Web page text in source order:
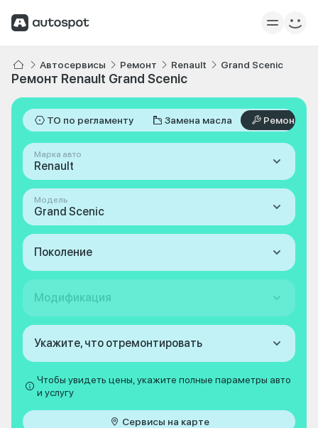
Автосервисы Ремонт Renault Grand Scenic
Ремонт Renault Grand Scenic
ТО по регламенту Замена масла Ремонт
Марка авто
Renault
Модель
Grand Scenic
Поколение
Модификация
Укажите, что отремонтировать
Чтобы увидеть цены, укажите полные параметры авто
и услугу
Сервисы на карте